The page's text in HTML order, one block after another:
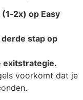
op Easy
stap op
exitstrategie.
voorkomt dat je